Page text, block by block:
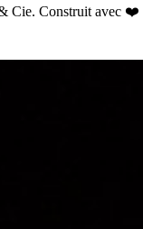
Cie. Construit avec ❤️